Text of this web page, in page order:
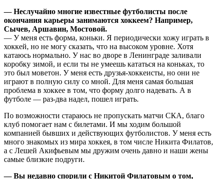
— Неслучайно многие известные футболисты после
окончания карьеры занимаются хоккеем? Например,
Сычев, Аршавин, Мостовой.
— У меня есть форма, коньки. Я периодически хожу играть в
хоккей, но не могу сказать, что на высоком уровне. Хотя
катаюсь нормально. У нас во дворе в Ленинграде заливали
коробку зимой, и если ты не умеешь кататься на коньках, то
это был моветон. У меня есть друзья-хоккеисты, но они не
играют в полную силу со мной. Для меня самая большая
проблема в хоккее в том, что форму долго надевать. А в
футболе — раз-два надел, пошел играть.
По возможности стараюсь не пропускать матчи СКА, благо
клуб помогает нам с билетами. И мы ходим большой
компанией бывших и действующих футболистов. У меня есть
много знакомых из мира хоккея, в том числе Никита Филатов,
а с Лешей Акифьевым мы дружим очень давно и наши жены
самые близкие подруги.
— Вы недавно спорили с Никитой Филатовым о том,